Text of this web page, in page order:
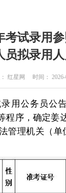
考试录用
员拟录用
红星网 时间： 2026-
用公务员公
程序，确定姜
管理机关（